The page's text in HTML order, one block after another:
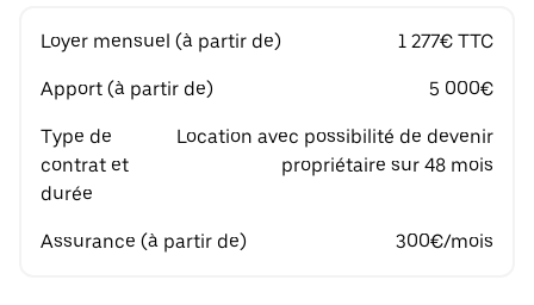
Loyer mensuel (à partir de) 1 277€ TTC
Apport (à partir de) 5 000€
Type de
contrat et
durée
Location avec possibilité de devenir
propriétaire sur 48 mois
Assurance (à partir de) 300€/mois